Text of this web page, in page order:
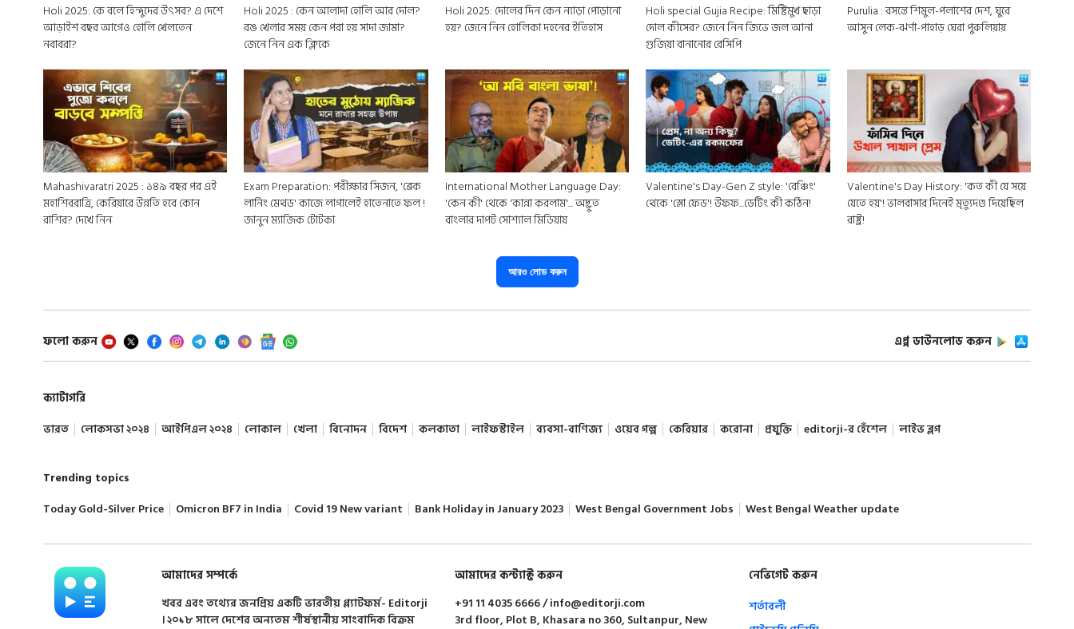
Holi 2025: কে বলে হিন্দুদের উৎসব? এ দেশে
আড়াইশ বছর আগেও হোলি খেলতেন
নবাবরা?
Holi 2025 : কেন আলাদা হোলি আর দোল?
রঙ খেলার সময় কেন পরা হয় সাদা জামা?
জেনে নিন এক ক্লিকে
Holi 2025: দোলের দিন কেন ন্যাড়া পোড়ানো
হয়? জেনে নিন হোলিকা দহনের ইতিহাস
Holi special Gujia Recipe: মিষ্টিমুখ ছাড়া
দোল কীসের? জেনে নিন জিভে জল আনা
গুজিয়া বানানোর রেসিপি
Purulia : বসন্তে শিমুল-পলাশের দেশ, ঘুরে
আসুন লেক-ঝর্ণা-পাহাড় ঘেরা পুরুলিয়ায়
Mahashivaratri 2025 : ১৪৯ বছর পর এই
মহাশিবরাত্রি, কেরিয়ারে উন্নতি হবে কোন
রাশির? দেখে নিন
Exam Preparation: পরীক্ষার সিজন, 'ব্রেক
লার্নিং মেথড' কাজে লাগালেই হাতেনাতে ফল !
জানুন ম্যাজিক টোটকা
International Mother Language Day:
'কেন কী' থেকে 'কান্না করলাম'... অদ্ভুত
বাংলার দাপট সোশ্যাল মিডিয়ায়
Valentine's Day-Gen Z style: 'বেঞ্চিং'
থেকে 'স্লো ফেড'! উফফ...ডেটিং কী কঠিন!
Valentine's Day History: 'কত কী যে সয়ে
যেতে হয়'! ভালবাসার দিনেই মৃত্যুদণ্ড দিয়েছিল
রাষ্ট্র!
আরও লোড করুন
ফলো করুন এপ্প ডাউনলোড করুন
ক্যাটাগরি
ভারত
লোকসভা ২০২৪ আইপিএল ২০২৪ লোকাল খেলা বিনোদন বিদেশ কলকাতা লাইফস্টাইল ব্যবসা-বাণিজ্য ওয়েব গল্প কেরিয়ার করোনা প্রযুক্তি editorji-র হেঁশেল লাইভ ব্লগ
Trending topics
Today Gold-Silver Price
Omicron BF7 in India Covid 19 New variant Bank Holiday in January 2023 West Bengal Government Jobs West Bengal Weather update
আমাদের সম্পর্কে
খবর এবং তথ্যের জনপ্রিয় একটি ভারতীয় প্ল্যাটফর্ম- Editorji
। ২০১৮ সালে দেশের অন্যতম শীর্ষস্থানীয় সাংবাদিক বিক্রম
আমাদের কন্ট্যাক্ট করুন
+91 11 4035 6666 / info@editorji.com
3rd floor, Plot B, Khasara no 360, Sultanpur, New
নেভিগেট করুন
শর্তাবলী